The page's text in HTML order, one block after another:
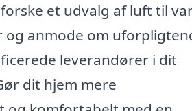
et udvalg af luft til
og anmode om
leverandører i dit
dit hjem mere